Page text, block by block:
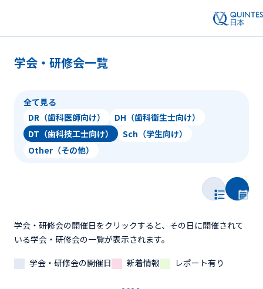
学会・研修会一覧
全て見る
DR（歯科医師向け）
DH（歯科衛生士向け）
DT（歯科技工士向け）
Sch（学生向け）
Other（その他）
学会・研修会の開催日をクリックすると、その日に開催されて
いる学会・研修会の一覧が表示されます。
学会・研修会の開催日
新着情報 レポート有り